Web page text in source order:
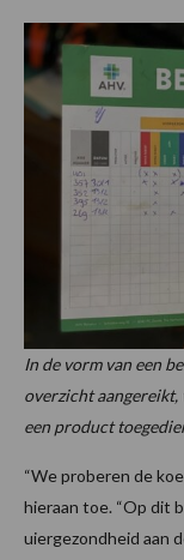
In de vorm van een
overzicht
een product
“We proberen de
hieraan toe. “Op dit
uiergezondheid aan